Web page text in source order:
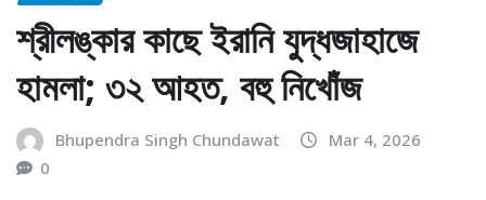
শ্রীলঙ্কার কাছে ইরানি যুদ্ধজাহাজে
হামলা; ৩২ আহত, বহু নিখোঁজ
Bhupendra Singh Chundawat
Mar 4, 2026
0